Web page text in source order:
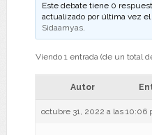
Este debate tiene 0
actualizado por última vez el
Sidaamyas.
Viendo 1 entrada (de un total
Autor
octubre 31, 2022 a las 10:06